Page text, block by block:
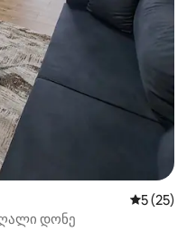
საშუალო
5 (25)
დონე